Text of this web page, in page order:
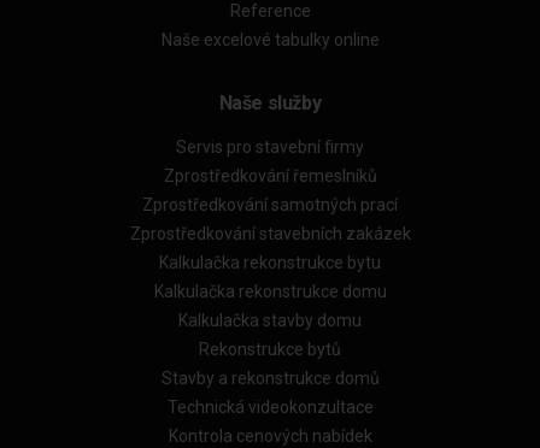
Reference
Naše excelové tabulky online
Naše služby
Servis pro stavební firmy
Zprostředkování řemeslníků
Zprostředkování samotných prací
Zprostředkování stavebních zakázek
Kalkulačka rekonstrukce bytu
Kalkulačka rekonstrukce domu
Kalkulačka stavby domu
Rekonstrukce bytů
Stavby a rekonstrukce domů
Technická videokonzultace
Kontrola cenových nabídek